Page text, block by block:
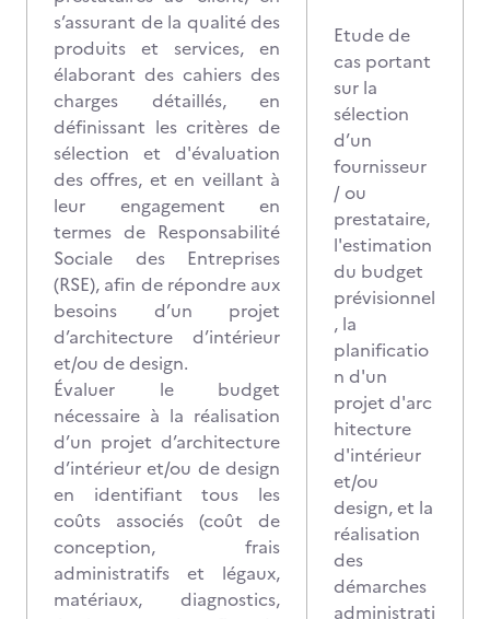
s’assurant de la qualité des
produits et services, en
élaborant des cahiers des
charges détaillés, en
définissant les critères de
sélection et d'évaluation
des offres, et en veillant à
leur engagement en
termes de Responsabilité
Sociale des Entreprises
(RSE), afin de répondre aux
besoins d’un projet
d’architecture d’intérieur
et/ou de design.
Évaluer le budget
nécessaire à la réalisation
d’un projet d’architecture
d’intérieur et/ou de design
en identifiant tous les
coûts associés (coût de
conception, frais
administratifs et légaux,
matériaux, diagnostics,
Etude de
cas portant
sur la
sélection
d’un
fournisseur
/ ou
prestataire,
l'estimation
du budget
prévisionnel
, la
planificatio
n d'un
projet d'arc
hitecture
d'intérieur
et/ou
design, et la
réalisation
des
démarches
administrati